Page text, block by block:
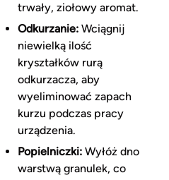
trwały, ziołowy aromat.
Odkurzanie:Wciągnij
niewielką ilość
kryształków rurą
odkurzacza, aby
wyeliminować zapach
kurzu podczas pracy
urządzenia.
Popielniczki:Wyłóż dno
warstwą granulek, co